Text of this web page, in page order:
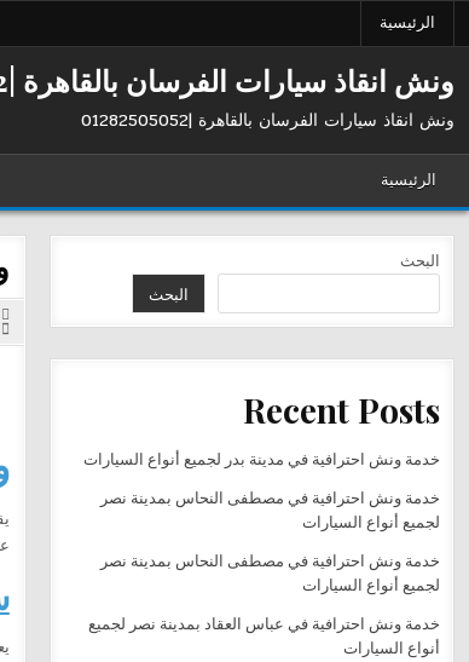
الرئيسية
ونش انقاذ سيارات الفرسان بالقاهرة |01282505052
ونش انقاذ سيارات الفرسان بالقاهرة |01282505052
الرئيسية
البحث
البحث
Recent Posts
خدمة ونش احترافية في مدينة بدر لجميع أنواع السيارات
خدمة ونش احترافية في مصطفى النحاس بمدينة نصر
لجميع أنواع السيارات
خدمة ونش احترافية في مصطفى النحاس بمدينة نصر
لجميع أنواع السيارات
خدمة ونش احترافية في عباس العقاد بمدينة نصر لجميع
أنواع السيارات